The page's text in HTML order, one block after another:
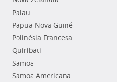
Palau
Papua-Nova Guiné
Polinésia Francesa
Quiribati
Samoa
Samoa Americana